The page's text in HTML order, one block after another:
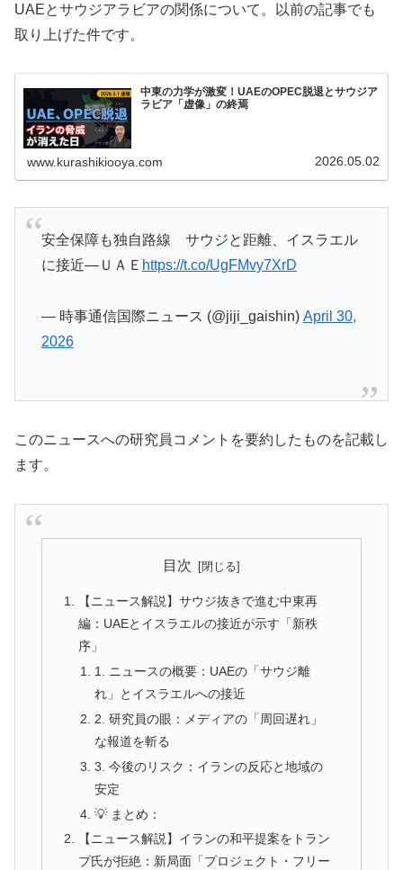
UAEとサウジアラビアの関係について。以前の記事でも
取り上げた件です。
中東の力学が激変！UAEのOPEC脱退とサウジア
ラビア「虚像」の終焉
www.kurashikiooya.com 2026.05.02
安全保障も独自路線 サウジと距離、イスラエル
に接近―ＵＡＥ https://t.co/UgFMvy7XrD
— 時事通信国際ニュース (@jiji_gaishin) April 30,
2026
このニュースへの研究員コメントを要約したものを記載し
ます。
目次
【ニュース解説】サウジ抜きで進む中東再
編：UAEとイスラエルの接近が示す「新秩
序」
1. ニュースの概要：UAEの「サウジ離
れ」とイスラエルへの接近
2. 研究員の眼：メディアの「周回遅れ」
な報道を斬る
3. 今後のリスク：イランの反応と地域の
安定
💡 まとめ：
【ニュース解説】イランの和平提案をトラン
プ氏が拒絶：新局面「プロジェクト・フリー